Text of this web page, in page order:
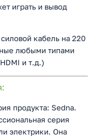
играть и вывод
кабель на 220
любыми типами
и т.д.)
продукта: Sedna.
серия
электрики. Она